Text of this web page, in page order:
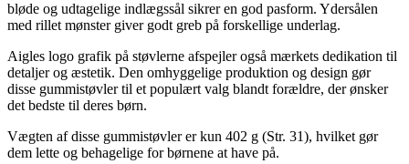
bløde og udtagelige indlægssål sikrer en god pasform. Ydersålen
med rillet mønster giver godt greb på forskellige underlag.
Aigles logo grafik på støvlerne afspejler også mærkets dedikation til
detaljer og æstetik. Den omhyggelige produktion og design gør
disse gummistøvler til et populært valg blandt forældre, der ønsker
det bedste til deres børn.
Vægten af disse gummistøvler er kun 402 g (Str. 31), hvilket gør
dem lette og behagelige for børnene at have på.